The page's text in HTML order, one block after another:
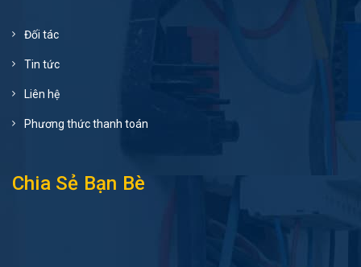
Đối tác
Tin tức
Liên hệ
Phương thức thanh toán
Chia Sẻ Bạn Bè